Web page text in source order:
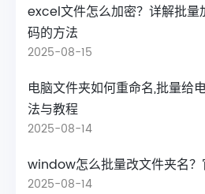
excel文件怎么加密？详解批
码的方法
2025-08-15
电脑文件夹如何重命名,批量给
法与教程
2025-08-14
window怎么批量改文件夹名
2025-08-14